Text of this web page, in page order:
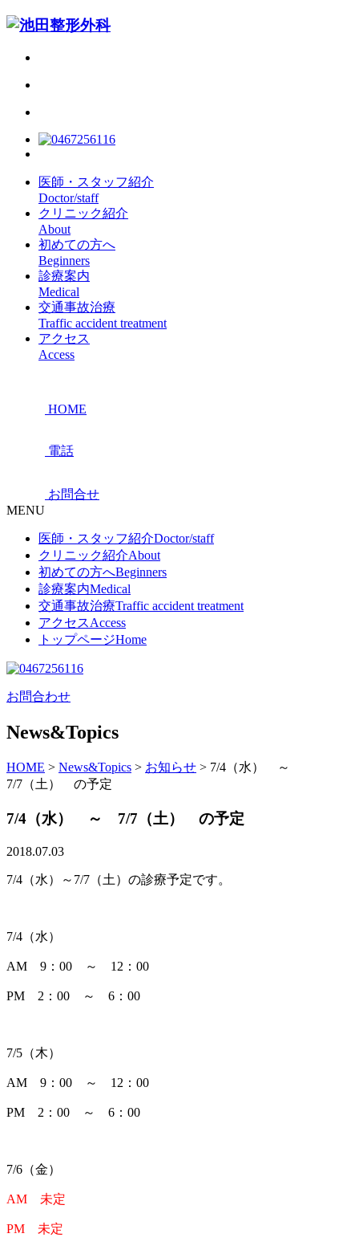
医師・スタッフ紹介
Doctor/staff
クリニック紹介
About
初めての方へ
Beginners
診療案内
Medical
交通事故治療
Traffic accident treatment
アクセス
Access
HOME
電話
お問合せ
MENU
医師・スタッフ紹介Doctor/staff
クリニック紹介About
初めての方へBeginners
診療案内Medical
交通事故治療Traffic accident treatment
アクセスAccess
トップページHome
お問合わせ
News&Topics
HOME > News&Topics > お知らせ > 7/4（水） ～
7/7（土） の予定
7/4（水） ～ 7/7（土） の予定
2018.07.03
7/4（水）～7/7（土）の診療予定です。
7/4（水）
AM 9：00 ～ 12：00
PM 2：00 ～ 6：00
7/5（木）
AM 9：00 ～ 12：00
PM 2：00 ～ 6：00
7/6（金）
AM 未定
PM 未定